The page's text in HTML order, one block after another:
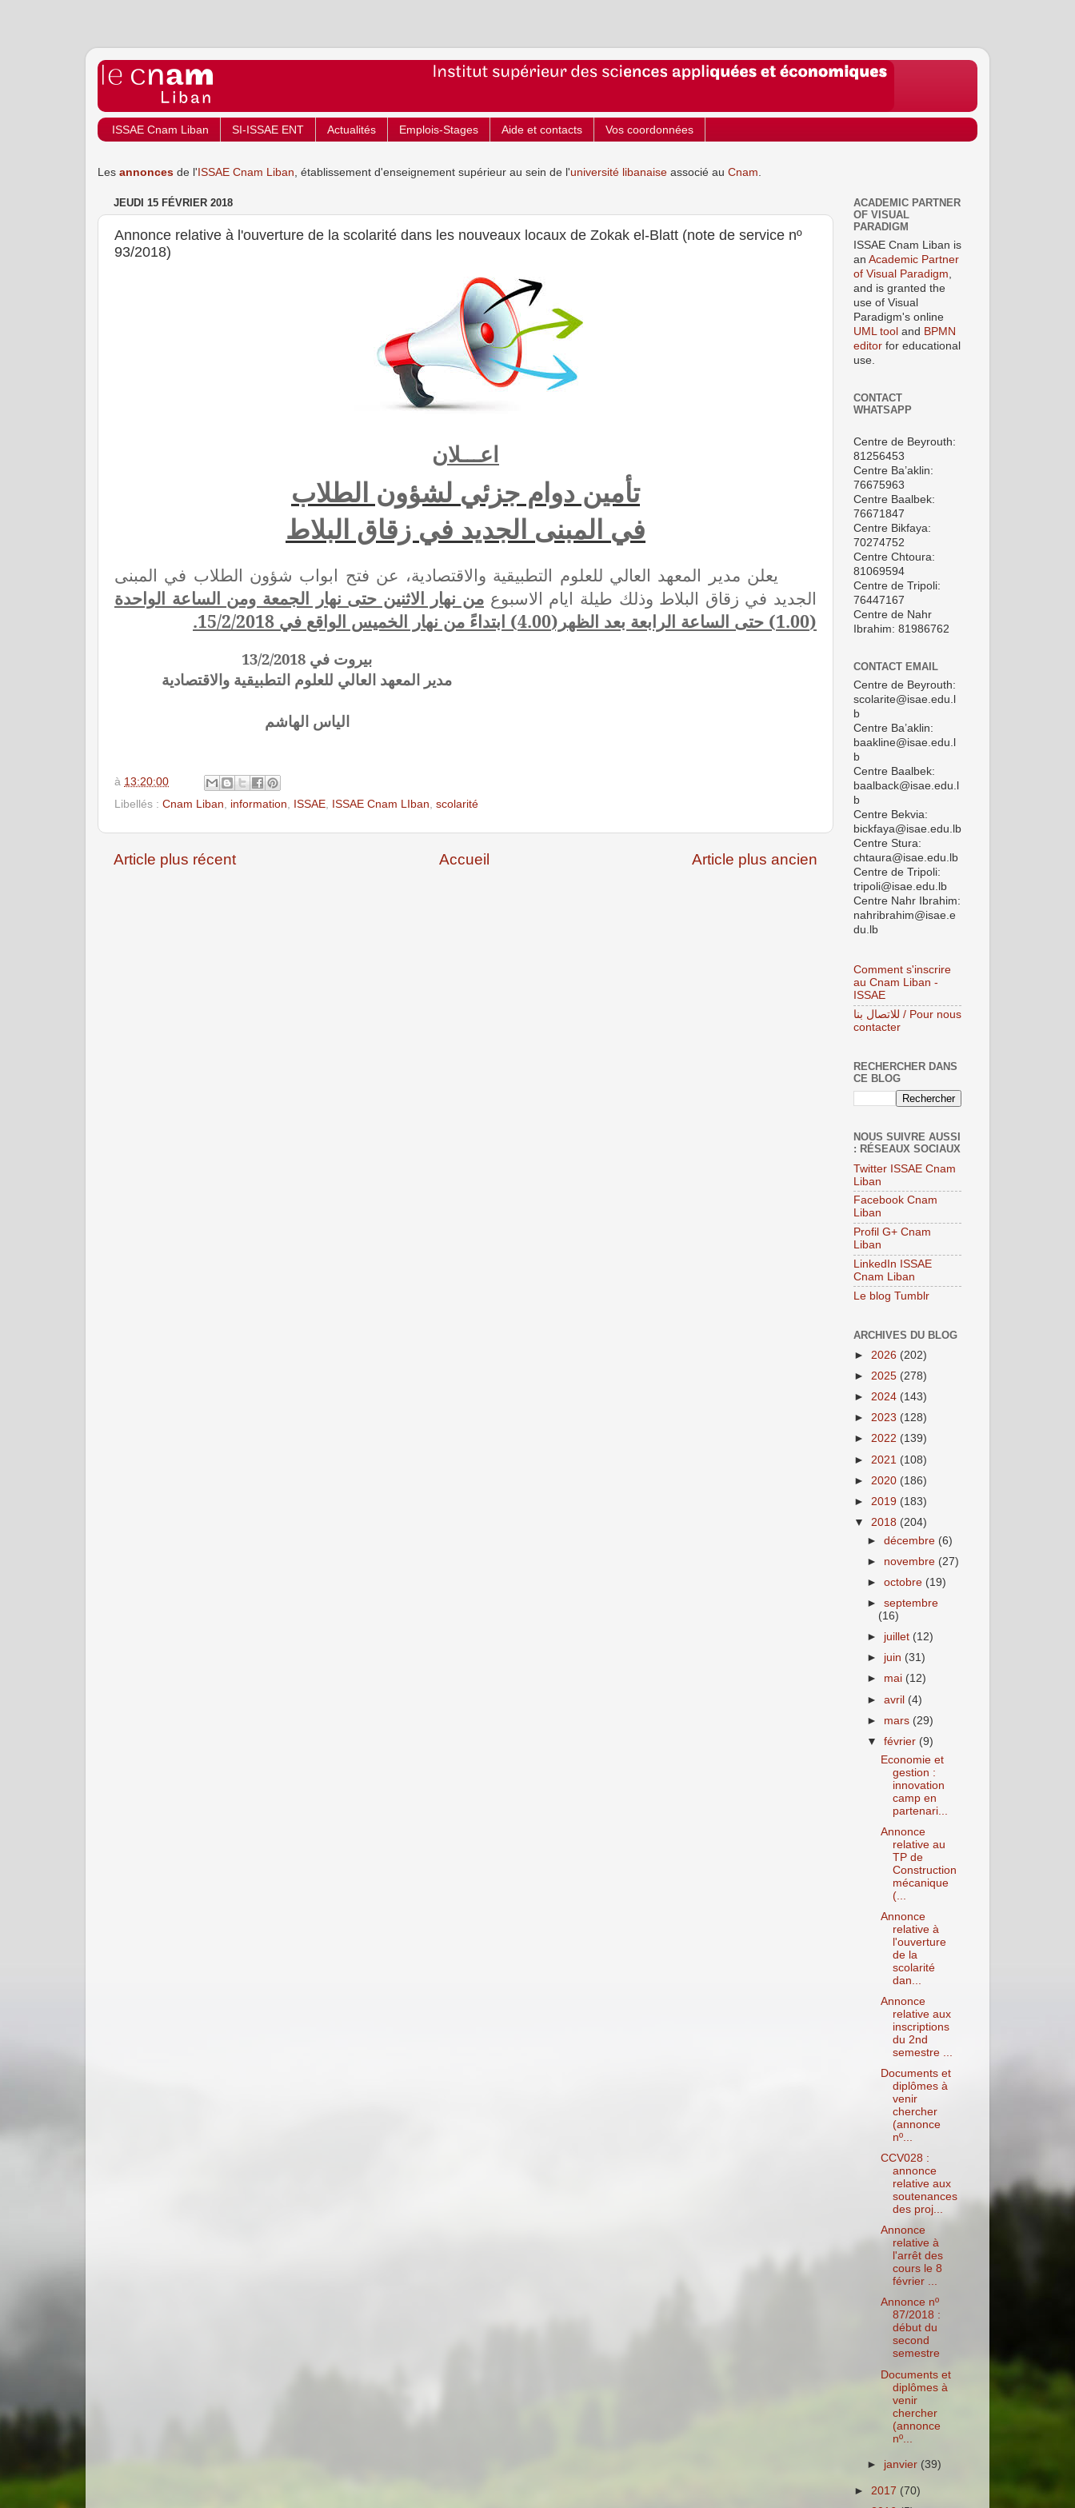
ISSAE Cnam Liban SI-ISSAE ENT Actualités Emplois-Stages Aide et contacts Vos coordonnées
Les annonces de l' ISSAE Cnam Liban , établissement d'enseignement supérieur au sein de l'université libanaise associé au Cnam
JEUDI 15 FÉVRIER 2018
Annonce relative à l'ouverture de la scolarité dans les nouveaux locaux de Zokak el-Blatt (note de service nº
93/2018)
اعـــلان
تأمين دوام جزئي لشؤون الطلاب
في المبنى الجديد في زقاق البلاط
يعلن مدير المعهد العالي للعلوم التطبيقية والاقتصادية، عن فتح ابواب شؤون الطلاب في المبنى
الجديد في زقاق البلاط وذلك طيلة ايام الاسبوع من نهار الاثنين حتى نهار الجمعة ومن الساعة الواحدة
(1.00) حتى الساعة الرابعة بعد الظهر(4.00) ابتداءً من نهار الخميس الواقع في 15/2/2018.
بيروت في 13/2/2018
مدير المعهد العالي للعلوم التطبيقية والاقتصادية
الياس الهاشم
à 13:20:00
Libellés : Cnam Liban information ISSAE ISSAE Cnam LIban scolarité
Article plus récent Article plus ancien
Accueil
ACADEMIC PARTNER
OF VISUAL
PARADIGM
ISSAE Cnam Liban is
an Academic Partner
of Visual Paradigm
and is granted the
use of Visual
Paradigm's online
UML tool and BPMN
editor for educational
use.
CONTACT
WHATSAPP
Centre de Beyrouth:
81256453
Centre Ba’aklin:
76675963
Centre Baalbek:
76671847
Centre Bikfaya:
70274752
Centre Chtoura:
81069594
Centre de Tripoli:
76447167
Centre de Nahr
Ibrahim: 81986762
CONTACT EMAIL
Centre de Beyrouth:
scolarite@isae.edu.l
b
Centre Ba’aklin:
baakline@isae.edu.l
b
Centre Baalbek:
baalback@isae.edu.l
b
Centre Bekvia:
bickfaya@isae.edu.lb
Centre Stura:
chtaura@isae.edu.lb
Centre de Tripoli:
tripoli@isae.edu.lb
Centre Nahr Ibrahim:
nahribrahim@isae.e
du.lb
Comment s'inscrire
au Cnam Liban -
ISSAE
للاتصال بنا / Pour nous
contacter
RECHERCHER DANS
CE BLOG
NOUS SUIVRE AUSSI
: RÉSEAUX SOCIAUX
Twitter ISSAE Cnam
Liban
Facebook Cnam
Liban
Profil G+ Cnam
Liban
LinkedIn ISSAE
Cnam Liban
Le blog Tumblr
ARCHIVES DU BLOG
► 2026 (202)
► 2025 (278)
► 2024 (143)
► 2023 (128)
► 2022 (139)
► 2021 (108)
► 2020 (186)
► 2019 (183)
▼ 2018 (204)
►décembre (6)
► novembre (27)
►octobre (19)
►septembre
(16)
► juillet (12)
► juin (31)
► mai (12)
►avril (4)
► mars (29)
▼février (9)
Economie et
gestion :
innovation
camp en
partenari...
Annonce
relative au
TP de
Construction
mécanique
(...
Annonce
relative à
l'ouverture
de la
scolarité
dan...
Annonce
relative aux
inscriptions
du 2nd
semestre ...
Documents et
diplômes à
venir
chercher
(annonce
nº...
CCV028 :
annonce
relative aux
soutenances
des proj...
Annonce
relative à
l'arrêt des
cours le 8
février ...
Annonce nº
87/2018 :
début du
second
semestre
Documents et
diplômes à
venir
chercher
(annonce
nº...
► janvier (39)
► 2017 (70)